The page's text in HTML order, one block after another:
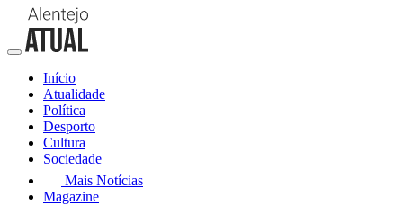
Início
Atualidade
Política
Desporto
Cultura
Sociedade
Mais Notícias
Magazine